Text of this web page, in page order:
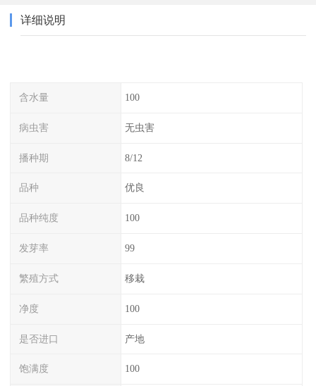
详细说明
含水量 100
病虫害 无虫害
播种期 8/12
品种 优良
品种纯度 100
发芽率 99
繁殖方式 移栽
净度 100
是否进口 产地
饱满度 100